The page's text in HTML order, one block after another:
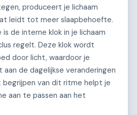
produceert je lichaam
leidt tot meer slaapbehoefte.
de interne klok in je lichaam
regelt. Deze klok wordt
door licht, waardoor je
aan de dagelijkse veranderingen
begrijpen van dit ritme helpt je
aan te passen aan het